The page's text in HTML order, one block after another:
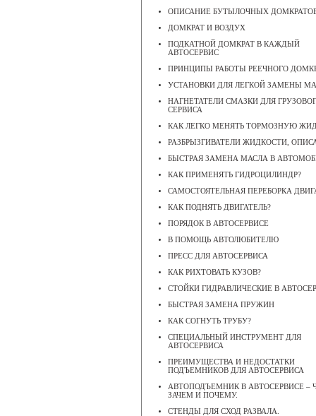
ОПИСАНИЕ БУТЫЛОЧНЫХ
ДОМКРАТ И ВОЗДУХ
ПОДКАТНОЙ ДОМКРАТ В КАЖДЫЙ
АВТОСЕРВИС
ПРИНЦИПЫ РАБОТЫ РЕЕЧНОГО
УСТАНОВКИ ДЛЯ ЛЕГКОЙ ЗАМЕНЫ
НАГНЕТАТЕЛИ СМАЗКИ ДЛЯ
СЕРВИСА
КАК ЛЕГКО МЕНЯТЬ ТОРМОЗНУЮ
РАЗБРЫЗГИВАТЕЛИ ЖИДКОСТИ,
БЫСТРАЯ ЗАМЕНА МАСЛА В
КАК ПРИМЕНЯТЬ ГИДРОЦИЛИНДР?
САМОСТОЯТЕЛЬНАЯ ПЕРЕБОРКА
КАК ПОДНЯТЬ ДВИГАТЕЛЬ?
ПОРЯДОК В АВТОСЕРВИСЕ
В ПОМОЩЬ АВТОЛЮБИТЕЛЮ
ПРЕСС ДЛЯ АВТОСЕРВИСА
КАК РИХТОВАТЬ КУЗОВ?
СТОЙКИ ГИДРАВЛИЧЕСКИЕ В
БЫСТРАЯ ЗАМЕНА ПРУЖИН
КАК СОГНУТЬ ТРУБУ?
СПЕЦИАЛЬНЫЙ ИНСТРУМЕНТ ДЛЯ
АВТОСЕРВИСА
ПРЕИМУЩЕСТВА И НЕДОСТАТКИ
ПОДЪЕМНИКОВ ДЛЯ АВТОСЕРВИСА
АВТОПОДЪЕМНИК В АВТОСЕРВИСЕ –
ЗАЧЕМ И ПОЧЕМУ.
СТЕНДЫ ДЛЯ СХОД РАЗВАЛА.